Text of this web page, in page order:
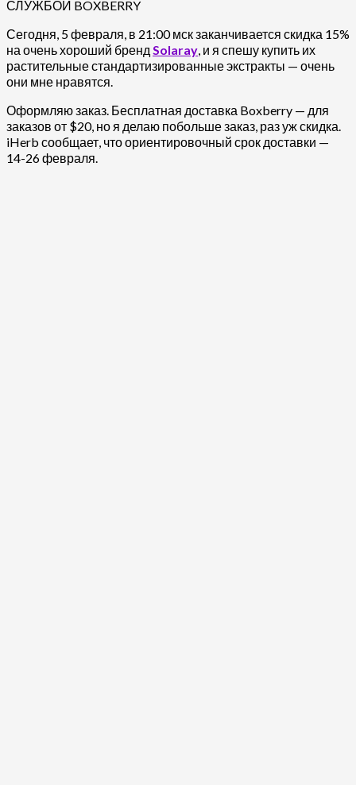
Сегодня, 5 февраля, в 21:00 мск заканчивается скидка 15%
на очень хороший бренд Solaray, и я спешу купить их
растительные стандартизированные экстракты — очень
они мне нравятся.
Оформляю заказ. Бесплатная доставка Boxberry — для
заказов от $20, но я делаю побольше заказ, раз уж скидка.
iHerb сообщает, что ориентировочный срок доставки —
14-26 февраля.